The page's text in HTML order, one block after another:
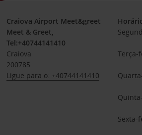
Craiova Airport Meet&greet
Meet & Greet,
Tel:+40744141410
Craiova
200785
Ligue para o: +40744141410
Terça-
Sexta-